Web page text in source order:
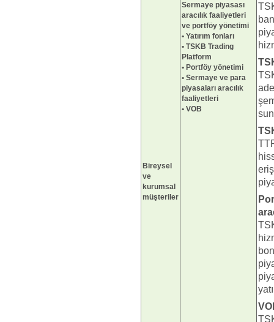
Bireysel
ve
kurumsal
müşteriler
Sermaye piyasası
aracılık faaliyetleri
ve portföy yönetimi
• Yatırım fonları
• TSKB Trading
Platform
• Portföy yönetimi
• Sermaye ve para
piyasaları aracılık
faaliyetleri
• VOB